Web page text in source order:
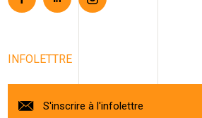
INFOLETTRE
S'inscrire à l'infolettre